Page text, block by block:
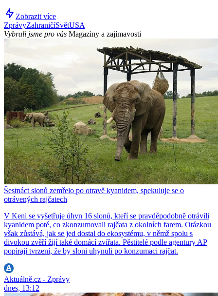
Zobrazit více
ZprávyZahraničíSvětUSA
Vybrali jsme pro vás Magazíny a zajímavosti
Šestnáct slonů zemřelo po otravě kyanidem, spekuluje se o
otrávených rajčatech
V Keni se vyšetřuje úhyn 16 slonů, kteří se pravděpodobně otrávili
kyanidem poté, co zkonzumovali rajčata z okolních farem. Otázkou
však zůstává, jak se jed dostal do ekosystému, v němž spolu s
divokou zvěří žijí také domácí zvířata. Pěstitelé podle agentury AP
popírají tvrzení, že by sloni uhynuli po konzumaci rajčat.
Aktuálně.cz - Zprávy
dnes, 13:12